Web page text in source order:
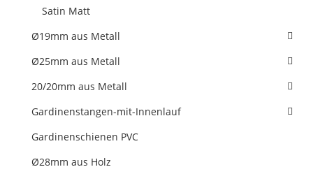
Satin Matt
Ø19mm aus Metall
Ø25mm aus Metall
20/20mm aus Metall
Gardinenstangen-mit-Innenlauf
Gardinenschienen PVC
Ø28mm aus Holz